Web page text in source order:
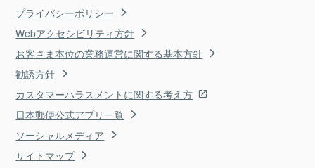
プライバシーポリシー
Webアクセシビリティ方針
お客さま本位の業務運営に関する基本方針
勧誘方針
カスタマーハラスメントに関する考え方
日本郵便公式アプリ一覧
ソーシャルメディア
サイトマップ